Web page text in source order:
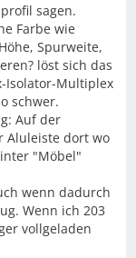
sagen.
Farbe wie
Spurweite,
löst sich das
Isolator-Multiplex
schwer.
Auf der
Aluleiste dort wo
"Möbel"
wenn dadurch
Wenn ich 203
vollgeladen